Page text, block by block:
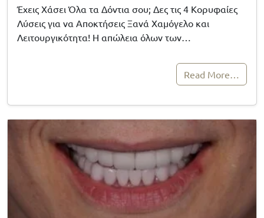
Έχεις Χάσει Όλα τα Δόντια σου; Δες τις 4 Κορυφαίες
Λύσεις για να Αποκτήσεις Ξανά Χαμόγελο και
Λειτουργικότητα! Η απώλεια όλων των…
Read More…